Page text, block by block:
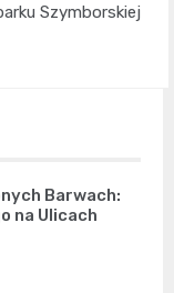
Szymborskiej
Barwach:
na Ulicach